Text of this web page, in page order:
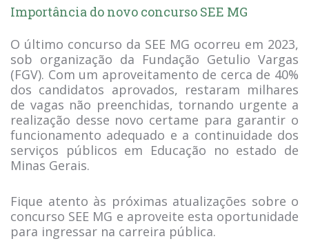
Importância do novo concurso SEE MG
O último concurso da SEE MG ocorreu em 2023,
sob organização da Fundação Getulio Vargas
(FGV). Com um aproveitamento de cerca de 40%
dos candidatos aprovados, restaram milhares
de vagas não preenchidas, tornando urgente a
realização desse novo certame para garantir o
funcionamento adequado e a continuidade dos
serviços públicos em Educação no estado de
Minas Gerais.
Fique atento às próximas atualizações sobre o
concurso SEE MG e aproveite esta oportunidade
para ingressar na carreira pública.